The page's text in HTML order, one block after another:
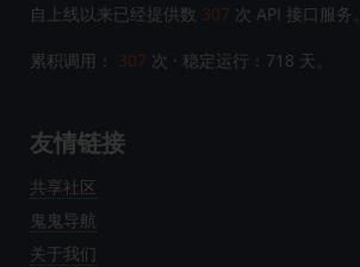
自上线以来已经提供数 307 次 API 接口服务。
累积调用： 307 次 · 稳定运行： 718 天。
友情链接
共享社区
鬼鬼导航
关于我们